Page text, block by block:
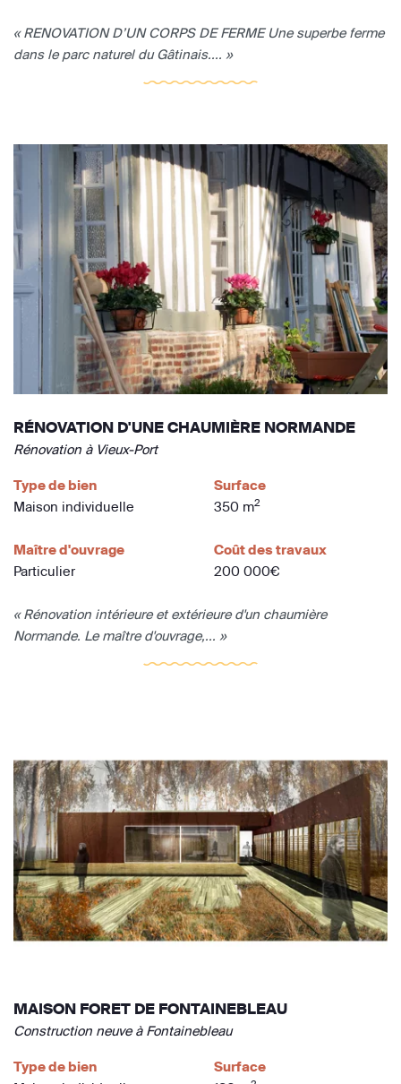
« RENOVATION D’UN CORPS DE FERME Une superbe ferme
dans le parc naturel du Gâtinais.... »
RÉNOVATION D'UNE CHAUMIÈRE NORMANDE
Rénovation à Vieux-Port
Type de bien
Maison individuelle
Surface
350 m2
Maître d'ouvrage
Particulier
Coût des travaux
200 000€
« Rénovation intérieure et extérieure d'un chaumière
Normande. Le maître d'ouvrage,... »
MAISON FORET DE FONTAINEBLEAU
Construction neuve à Fontainebleau
Type de bien
Surface